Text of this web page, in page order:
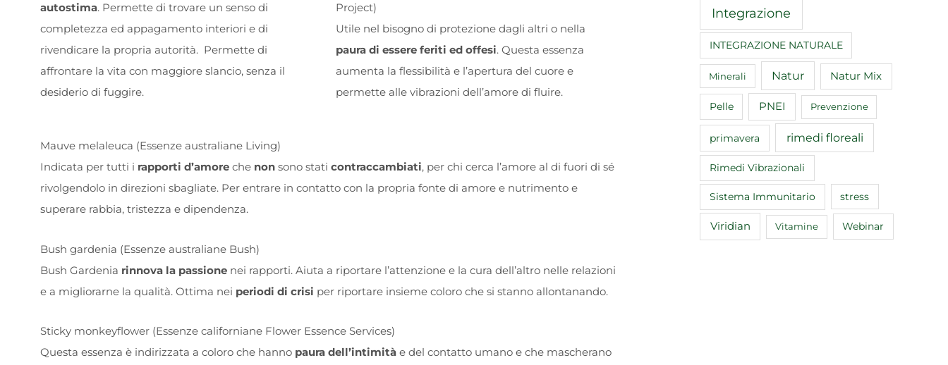
autostima. Permette di trovare un senso di
completezza ed appagamento interiori e di
rivendicare la propria autorità. Permette di
affrontare la vita con maggiore slancio, senza il
desiderio di fuggire.
Project)
Utile nel bisogno di protezione dagli altri o nella
paura di essere feriti ed offesi. Questa essenza
aumenta la flessibilità e l’apertura del cuore e
permette alle vibrazioni dell’amore di fluire.
Mauve melaleuca (Essenze australiane Living)
Indicata per tutti i rapporti d’amoreche nonsono stati contraccambiati, per chi cerca l’amore al di fuori di sé
rivolgendolo in direzioni sbagliate. Per entrare in contatto con la propria fonte di amore e nutrimento e
superare rabbia, tristezza e dipendenza.
Bush gardenia (Essenze australiane Bush)
Bush Gardenia rinnova la passionenei rapporti. Aiuta a riportare l’attenzione e la cura dell’altro nelle relazioni
e a migliorarne la qualità. Ottima nei periodi di crisi per riportare insieme coloro che si stanno allontanando.
Sticky monkeyflower (Essenze californiane Flower Essence Services)
Questa essenza è indirizzata a coloro che hanno paura dell’intimitàe del contatto umano e che mascherano
Integrazione
INTEGRAZIONE NATURALE
Minerali Natur Natur Mix
Pelle PNEI Prevenzione
primavera rimedi floreali
Rimedi Vibrazionali
Sistema Immunitario stress
Viridian Vitamine Webinar